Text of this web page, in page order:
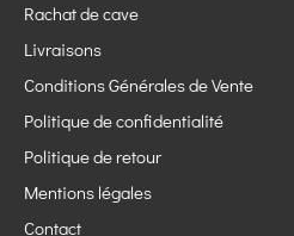
Rachat de cave
Livraisons
Conditions Générales de Vente
Politique de confidentialité
Politique de retour
Mentions légales
Contact